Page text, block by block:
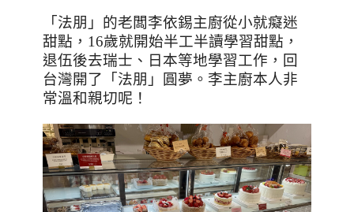
「法朋」的老闆李依錫主廚從小就癡迷
甜點， 16歲就開始半工半讀學習甜點，
退伍後去瑞士、日本等地學習工作，回
台灣開了「法朋」圓夢。李主廚本人非
常溫和親切呢！